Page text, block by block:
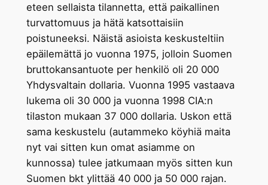
eteen sellaista tilannetta, että paikallinen
turvattomuus ja hätä katsottaisiin
poistuneeksi. Näistä asioista keskusteltiin
epäilemättä jo vuonna 1975, jolloin Suomen
bruttokansantuote per henkilö oli 20 000
Yhdysvaltain dollaria. Vuonna 1995 vastaava
lukema oli 30 000 ja vuonna 1998 CIA:n
tilaston mukaan 37 000 dollaria. Uskon että
sama keskustelu (autammeko köyhiä maita
nyt vai sitten kun omat asiamme on
kunnossa) tulee jatkumaan myös sitten kun
Suomen bkt ylittää 40 000 ja 50 000 rajan.